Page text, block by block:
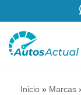
Saltar
Inicio» Marcas